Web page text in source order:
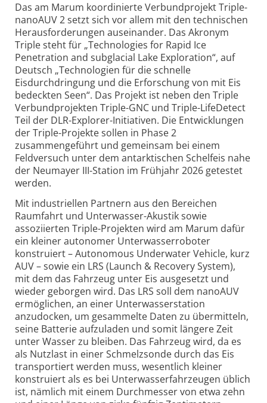
Das am Marum koordinierte Verbundprojekt Triple-
nanoAUV 2 setzt sich vor allem mit den technischen
Herausforderungen auseinander. Das Akronym
Triple steht für „Technologies for Rapid Ice
Penetration and subglacial Lake Exploration“, auf
Deutsch „Technologien für die schnelle
Eisdurchdringung und die Erforschung von mit Eis
bedeckten Seen“. Das Projekt ist neben den Triple
Verbundprojekten Triple-GNC und Triple-LifeDetect
Teil der DLR-Explorer-Initiativen. Die Entwicklungen
der Triple-Projekte sollen in Phase 2
zusammengeführt und gemeinsam bei einem
Feldversuch unter dem antarktischen Schelfeis nahe
der Neumayer III-Station im Frühjahr 2026 getestet
werden.
Mit industriellen Partnern aus den Bereichen
Raumfahrt und Unterwasser-Akustik sowie
assoziierten Triple-Projekten wird am Marum dafür
ein kleiner autonomer Unterwasserroboter
konstruiert – Autonomous Underwater Vehicle, kurz
AUV – sowie ein LRS (Launch & Recovery System),
mit dem das Fahrzeug unter Eis ausgesetzt und
wieder geborgen wird. Das LRS soll dem nanoAUV
ermöglichen, an einer Unterwasserstation
anzudocken, um gesammelte Daten zu übermitteln,
seine Batterie aufzuladen und somit längere Zeit
unter Wasser zu bleiben. Das Fahrzeug wird, da es
als Nutzlast in einer Schmelzsonde durch das Eis
transportiert werden muss, wesentlich kleiner
konstruiert als es bei Unterwasserfahrzeugen üblich
ist, nämlich mit einem Durchmesser von etwa zehn